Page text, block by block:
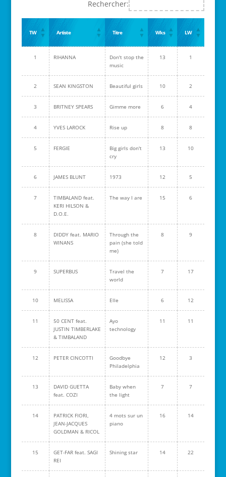
Rechercher:
TW Artiste Titre Wks LW
1 RIHANNA
Don't stop the
music
13 1
2 SEAN KINGSTON Beautiful girls 10 2
3 BRITNEY SPEARS Gimme more 6 4
4 YVES LAROCK Rise up 8 8
5 FERGIE
Big girls don't
cry
13 10
6 JAMES BLUNT 1973 12 5
7
TIMBALAND feat.
KERI HILSON &
D.O.E.
The way I are 15 6
8
DIDDY feat. MARIO
WINANS
Through the
pain (she told
me)
8 9
9 SUPERBUS
Travel the
world
7 17
10 MELISSA Elle 6 12
11
50 CENT feat.
JUSTIN TIMBERLAKE
& TIMBALAND
Ayo
technology
11 11
12 PETER CINCOTTI
Goodbye
Philadelphia
12 3
13
DAVID GUETTA
feat. COZI
Baby when
the light
7 7
14
PATRICK FIORI,
JEAN-JACQUES
GOLDMAN & RICOL
4 mots sur un
piano
16 14
15
GET-FAR feat. SAGI
REI
Shining star 14 22